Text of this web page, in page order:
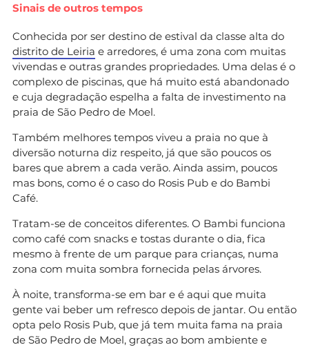
Sinais de outros tempos
Conhecida por ser destino de estival da classe alta do
distrito de Leiria e arredores, é uma zona com muitas
vivendas e outras grandes propriedades. Uma delas é o
complexo de piscinas, que há muito está abandonado
e cuja degradação espelha a falta de investimento na
praia de São Pedro de Moel.
Também melhores tempos viveu a praia no que à
diversão noturna diz respeito, já que são poucos os
bares que abrem a cada verão. Ainda assim, poucos
mas bons, como é o caso do Rosis Pub e do Bambi
Café.
Tratam-se de conceitos diferentes. O Bambi funciona
como café com snacks e tostas durante o dia, fica
mesmo à frente de um parque para crianças, numa
zona com muita sombra fornecida pelas árvores.
À noite, transforma-se em bar e é aqui que muita
gente vai beber um refresco depois de jantar. Ou então
opta pelo Rosis Pub, que já tem muita fama na praia
de São Pedro de Moel, graças ao bom ambiente e